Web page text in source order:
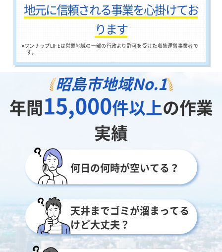
地元に信頼される事業を心掛けてお
ります
※ワンナップLIFEは営業地域の一部の行政より許可を受けた収集運搬事業者で
す。
昭島市地域No.1
年間15,000件以上の作業
実績
何日の何時が空いてる？
天井までゴミが溜まってる
けど大丈夫？